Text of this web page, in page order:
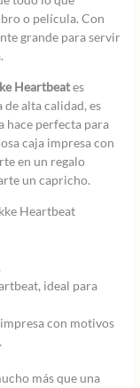
o película. Con
grande para servir
Heartbeates
alta calidad, es
hace perfecta para
caja impresa con
en un regalo
un capricho.
Heartbeat
ideal para
con motivos
más que una